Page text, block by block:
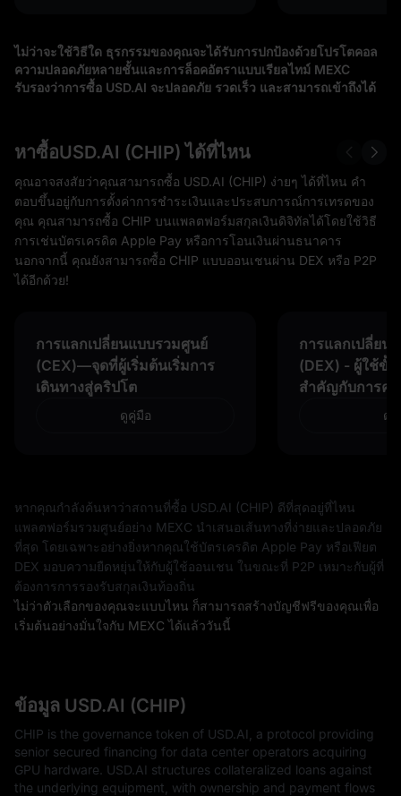
ไม่ว่าจะใช้วิธีใด ธุรกรรมของคุณจะได้รับการปกป้องด้วยโปรโตคอล
ความปลอดภัยหลายชั้นและการล็อคอัตราแบบเรียลไทม์ MEXC
รับรองว่าการซื้อ USD.AI จะปลอดภัย รวดเร็ว และสามารถเข้าถึงได้
หาซื้อUSD.AI (CHIP) ได้ที่ไหน
คุณอาจสงสัยว่าคุณสามารถซื้อ USD.AI (CHIP) ง่ายๆ ได้ที่ไหน คำ
ตอบขึ้นอยู่กับการตั้งค่าการชำระเงินและประสบการณ์การเทรดของ
คุณ คุณสามารถซื้อ CHIP บนแพลตฟอร์มสกุลเงินดิจิทัลได้โดยใช้วิธี
การเช่นบัตรเครดิต Apple Pay หรือการโอนเงินผ่านธนาคาร
นอกจากนี้ คุณยังสามารถซื้อ CHIP แบบออนเชนผ่าน DEX หรือ P2P
ได้อีกด้วย!
การแลกเปลี่ยนแบบรวมศูนย์
(CEX)—จุดที่ผู้เริ่มต้นเริ่มการ
เดินทางสู่คริปโต
ดูคู่มือ
การแลกเปลี่ยน
(DEX) - ผู้ใช้ขั้
สำคัญกับการค
ดู
หากคุณกำลังค้นหาว่าสถานที่ซื้อ USD.AI (CHIP) ดีที่สุดอยู่ที่ไหน
แพลตฟอร์มรวมศูนย์อย่าง MEXC นำเสนอเส้นทางที่ง่ายและปลอดภัย
ที่สุด โดยเฉพาะอย่างยิ่งหากคุณใช้บัตรเครดิต Apple Pay หรือเฟียต
DEX มอบความยืดหยุ่นให้กับผู้ใช้ออนเชน ในขณะที่ P2P เหมาะกับผู้ที่
ต้องการการรองรับสกุลเงินท้องถิ่น
ไม่ว่าตัวเลือกของคุณจะแบบไหน ก็สามารถสร้างบัญชีฟรีของคุณเพื่อ
เริ่มต้นอย่างมั่นใจกับ MEXC ได้แล้ววันนี้
ข้อมูล USD.AI (CHIP)
CHIP is the governance token of USD.AI, a protocol providing
senior secured financing for data center operators acquiring
GPU hardware. USD.AI structures collateralized loans against
the underlying equipment, with ownership and payment flows